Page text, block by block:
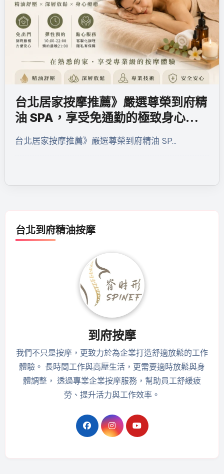
台北居家按摩推薦》嚴選尊榮到府精
油 SPA，享受免通勤的極致身心覺
醒儀式
台北居家按摩推薦》嚴選尊榮到府精油 SP…
台北到府精油按摩
到府按摩
我們不只是按摩，更致力於為企業打造舒適放鬆的工作
體驗。 長時間工作與高壓生活，更需要適時放鬆與身
體調整， 透過專業企業按摩服務，幫助員工舒緩疲
勞、提升活力與工作效率。